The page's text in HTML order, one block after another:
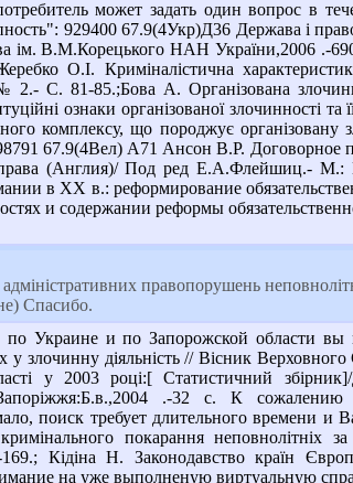
может задать один вопрос в
929400 67.9(4Укр)Д36 Держава і
ім. В.М.Корецького НАН України,2006 .-
О.І. Криміналістична
С. 81-85.;Бова А. Організована
ознаки організованої злочинності та
комплексу, що породжує організовану
67.9(4Вел) А71 Ансон В.Р.
(Англия)/ Под ред Е.А.Флейшиц.- М.:
в XX в.: реформирование
и содержании реформы
правопорушень
Спасибо.
Украине и по Запорожской области
у злочинну діяльність // Вісник
у 2003 році:[ Статистичний збірник]/
.-Запоріжжя:Б.в.,2004 .-32 с. К
поиск требует длительного времени и
покарання неповнолітніх
Кідіна Н. Законодавство країн Європи
на уже выполненую виртуальную